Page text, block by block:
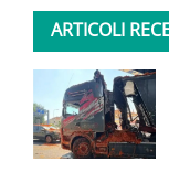
ARTICOLI